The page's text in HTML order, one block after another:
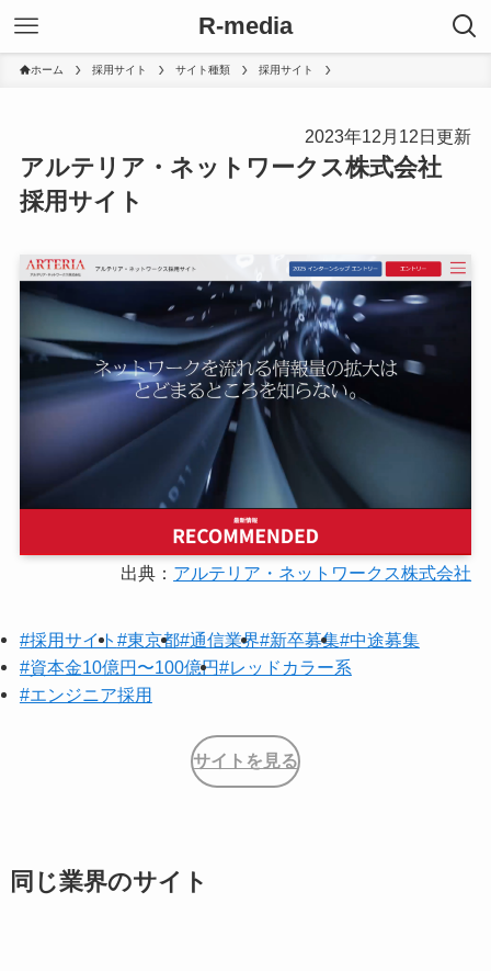
R-media
ホーム 採用サイト サイト種類 採用サイト
2023年12月12日更新
アルテリア・ネットワークス株式会社
採用サイト
出典： アルテリア・ネットワークス株式会社
#採用サイト #東京都#通信業界#新卒募集#中途募集
#資本金10億円〜100億円#レッドカラー系
#エンジニア採用
サイトを見る
同じ業界のサイト